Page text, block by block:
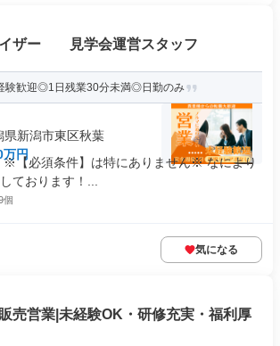
イザー 見学会運営スタッフ
験歓迎◎1日残業30分未満◎日勤のみ
新潟市東区秋葉
万円
※【必須条件】は特にありません※ なにより
ております！...
個
気になる
売営業|未経験OK・研修充実・福利厚